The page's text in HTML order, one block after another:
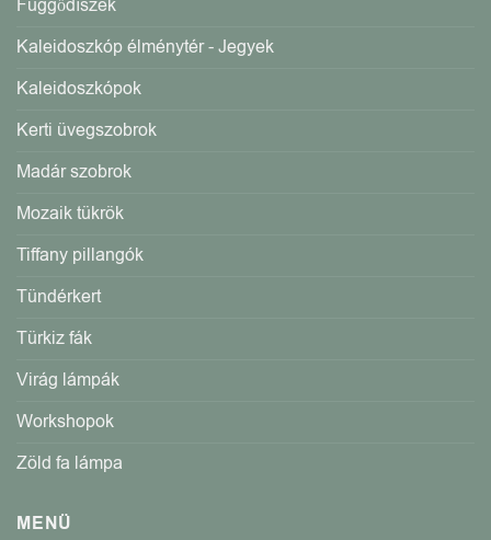
Függődíszek
Kaleidoszkóp élménytér - Jegyek
Kaleidoszkópok
Kerti üvegszobrok
Madár szobrok
Mozaik tükrök
Tiffany pillangók
Tündérkert
Türkiz fák
Virág lámpák
Workshopok
Zöld fa lámpa
MENÜ